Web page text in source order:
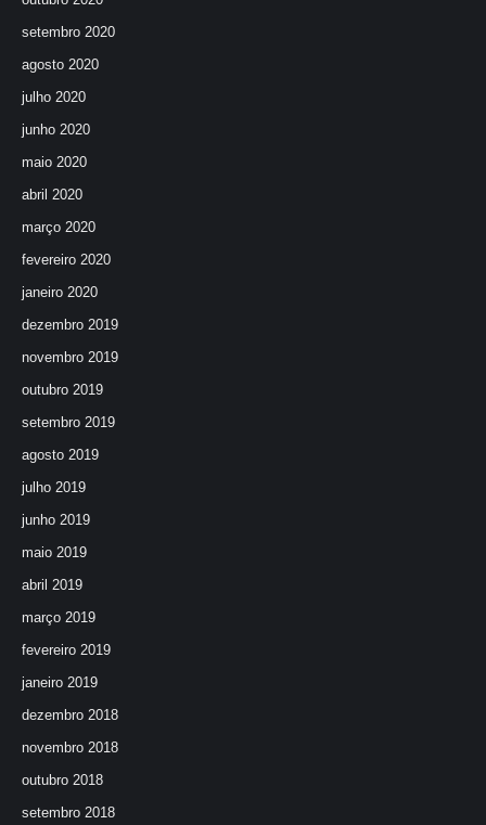
setembro 2020
agosto 2020
julho 2020
junho 2020
maio 2020
abril 2020
março 2020
fevereiro 2020
janeiro 2020
dezembro 2019
novembro 2019
outubro 2019
setembro 2019
agosto 2019
julho 2019
junho 2019
maio 2019
abril 2019
março 2019
fevereiro 2019
janeiro 2019
dezembro 2018
novembro 2018
outubro 2018
setembro 2018